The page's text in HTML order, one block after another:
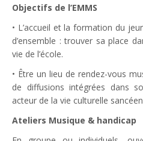
Objectifs de l’EMMS
• L’accueil et la formation du
d’ensemble : trouver sa place
vie de l’école.
• Être un lieu de rendez-vous
de diffusions intégrées dans
acteur de la vie culturelle
Ateliers Musique & handicap